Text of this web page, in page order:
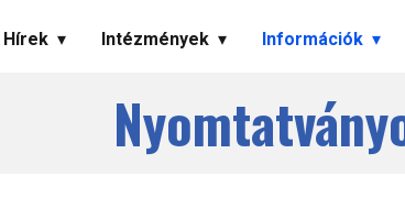
Hírek Intézmények Információk